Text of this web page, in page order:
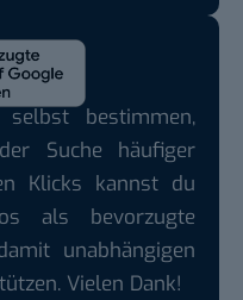
bestimmen,
Suche häufiger
Klicks kannst du
als bevorzugte
unabhängigen
Vielen Dank!